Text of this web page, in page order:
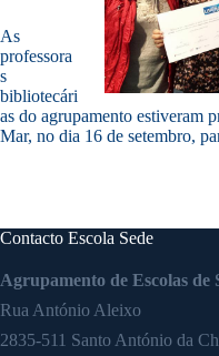
As
professora
s
bibliotecári
as do agrupamento estiveram
Mar, no dia 16 de setembro,
Contacto Escola Sede
Agrupamento de Escolas de
Rua António Aleixo
2835-511 Santo António da